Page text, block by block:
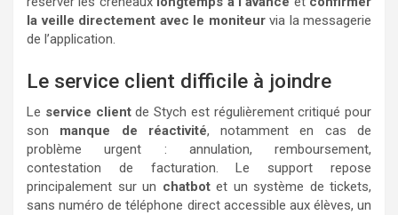
la veille directement avec le moniteurvia la messagerie
de l’application.
Le service client difficile à joindre
Le service clientde Stych est régulièrement critiqué pour
son manque de réactivité, notamment en cas de
problème urgent : annulation, remboursement,
contestation de facturation. Le support repose
principalement sur un chatbotet un système de tickets,
sans numéro de téléphone direct accessible aux élèves, un